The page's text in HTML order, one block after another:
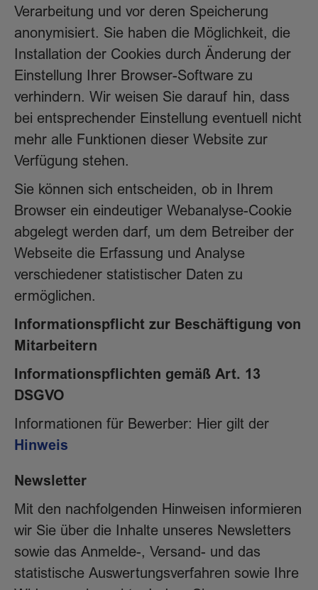
Verarbeitung und vor deren Speicherung
anonymisiert. Sie haben die Möglichkeit, die
Installation der Cookies durch Änderung der
Einstellung Ihrer Browser-Software zu
verhindern. Wir weisen Sie darauf hin, dass
bei entsprechender Einstellung eventuell nicht
mehr alle Funktionen dieser Website zur
Verfügung stehen.
Sie können sich entscheiden, ob in Ihrem
Browser ein eindeutiger Webanalyse-Cookie
abgelegt werden darf, um dem Betreiber der
Webseite die Erfassung und Analyse
verschiedener statistischer Daten zu
ermöglichen.
Informationspflicht zur Beschäftigung von
Mitarbeitern
Informationspflichten gemäß Art. 13
DSGVO
Informationen für Bewerber: Hier gilt der
Hinweis
Newsletter
Mit den nachfolgenden Hinweisen informieren
wir Sie über die Inhalte unseres Newsletters
sowie das Anmelde-, Versand- und das
statistische Auswertungsverfahren sowie Ihre